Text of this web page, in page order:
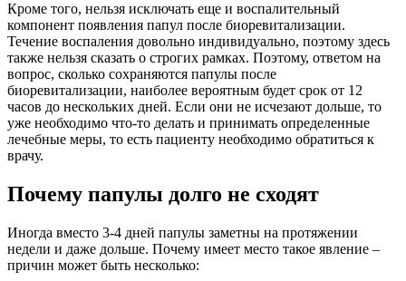
Кроме того, нельзя исключать еще и воспалительный
компонент появления папул после биоревитализации.
Течение воспаления довольно индивидуально, поэтому здесь
также нельзя сказать о строгих рамках. Поэтому, ответом на
вопрос, сколько сохраняются папулы после
биоревитализации, наиболее вероятным будет срок от 12
часов до нескольких дней. Если они не исчезают дольше, то
уже необходимо что-то делать и принимать определенные
лечебные меры, то есть пациенту необходимо обратиться к
врачу.
Почему папулы долго не сходят
Иногда вместо 3-4 дней папулы заметны на протяжении
недели и даже дольше. Почему имеет место такое явление –
причин может быть несколько: